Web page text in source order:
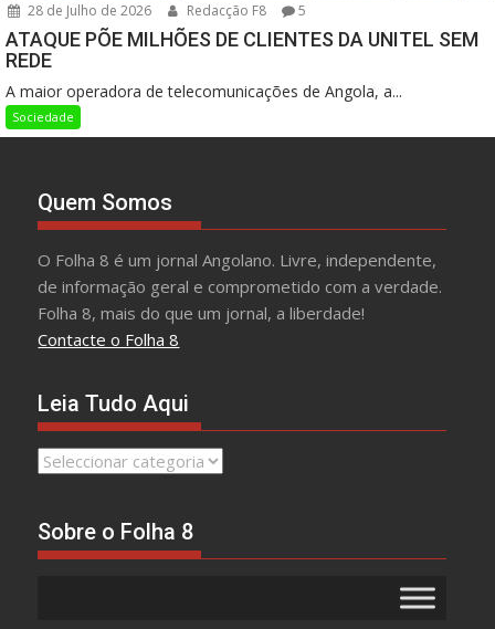
28 de Julho de 2026 Redacção F8 5
ATAQUE PÕE MILHÕES DE CLIENTES DA UNITEL SEM
REDE
A maior operadora de telecomunicações de Angola, a...
Sociedade
Quem Somos
O Folha 8 é um jornal Angolano. Livre, independente,
de informação geral e comprometido com a verdade.
Folha 8, mais do que um jornal, a liberdade!
Contacte o Folha 8
Leia Tudo Aqui
Leia
Sobre o Folha 8